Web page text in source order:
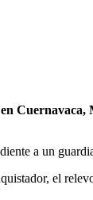
a un
el